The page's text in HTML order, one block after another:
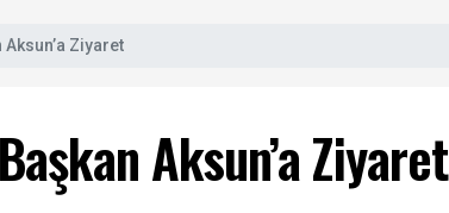
Ziyaret
Aksun’a Ziyaret